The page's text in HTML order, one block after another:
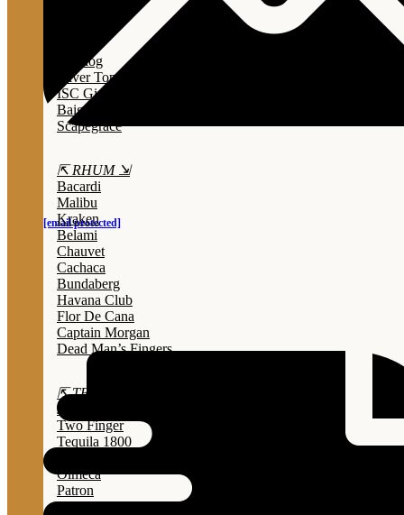
[email protected]
Bulldog
Silver Top
ISC Gin
Baigur
Scapegrace
⇱ RHUM ⇲
Bacardi
Malibu
Kraken
Belami
Chauvet
Cachaca
Bundaberg
Havana Club
Flor De Cana
Captain Morgan
Dead Man’s Fingers
⇱ TEQUILA ⇲
Jose Cuervo
Two Finger
Tequila 1800
Olmeca
Patron
Sauza